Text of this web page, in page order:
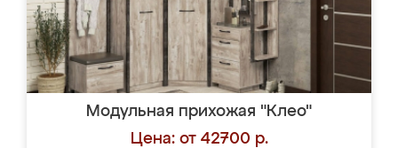
Модульная прихожая "Клео"
Цена: от 42700 р.